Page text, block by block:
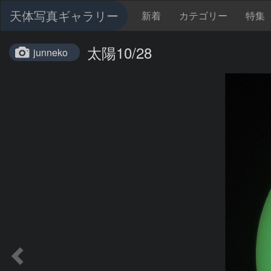
天体写真ギャラリー 新着 カテゴリー 特集
junneko 太陽10/28